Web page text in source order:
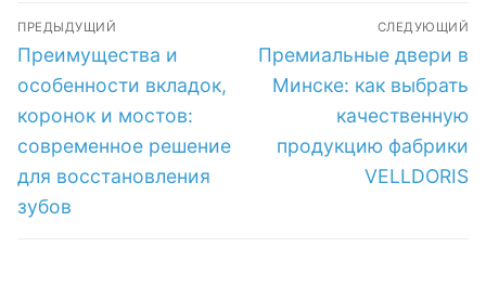
Навигация
по
записям
ПРЕДЫДУЩИЙ
Предыдущая
запись:
Преимущества и
особенности вкладок,
коронок и мостов:
современное решение
для восстановления
зубов
СЛЕДУЮЩИЙ
Следующая
запись:
Премиальные двери в
Минске: как выбрать
качественную
продукцию фабрики
VELLDORIS